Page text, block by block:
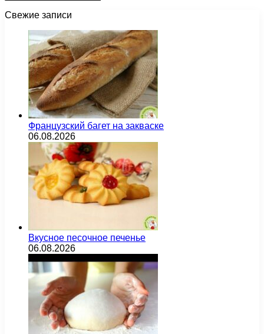
Свежие записи
Французский багет на закваске
06.08.2026
Вкусное песочное печенье
06.08.2026